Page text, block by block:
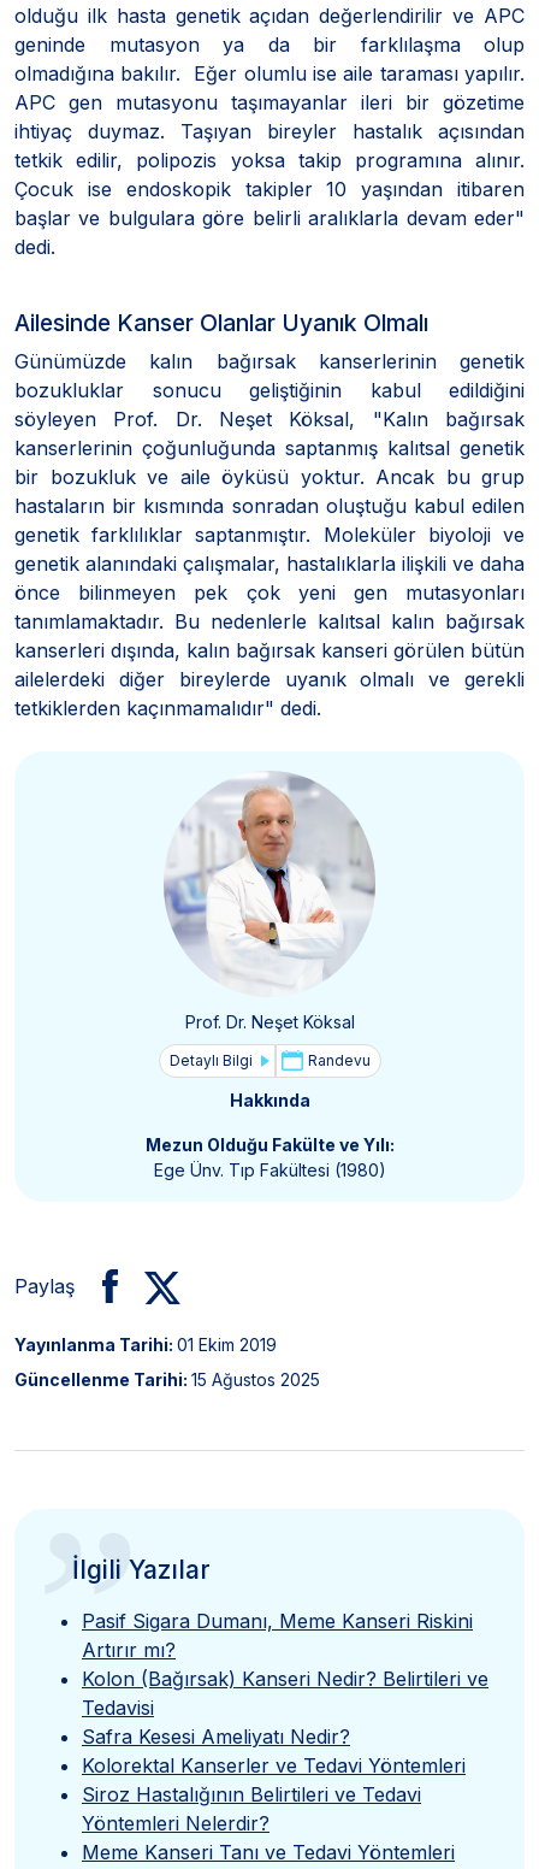
olduğu ilk hasta genetik açıdan değerlendirilir ve APC
geninde mutasyon ya da bir farklılaşma olup
olmadığına bakılır. Eğer olumlu ise aile taraması yapılır.
APC gen mutasyonu taşımayanlar ileri bir gözetime
ihtiyaç duymaz. Taşıyan bireyler hastalık açısından
tetkik edilir, polipozis yoksa takip programına alınır.
Çocuk ise endoskopik takipler 10 yaşından itibaren
başlar ve bulgulara göre belirli aralıklarla devam eder"
dedi.
Ailesinde Kanser Olanlar Uyanık Olmalı
Günümüzde kalın bağırsak kanserlerinin genetik
bozukluklar sonucu geliştiğinin kabul edildiğini
söyleyen Prof. Dr. Neşet Köksal, "Kalın bağırsak
kanserlerinin çoğunluğunda saptanmış kalıtsal genetik
bir bozukluk ve aile öyküsü yoktur. Ancak bu grup
hastaların bir kısmında sonradan oluştuğu kabul edilen
genetik farklılıklar saptanmıştır. Moleküler biyoloji ve
genetik alanındaki çalışmalar, hastalıklarla ilişkili ve daha
önce bilinmeyen pek çok yeni gen mutasyonları
tanımlamaktadır. Bu nedenlerle kalıtsal kalın bağırsak
kanserleri dışında, kalın bağırsak kanseri görülen bütün
ailelerdeki diğer bireylerde uyanık olmalı ve gerekli
tetkiklerden kaçınmamalıdır" dedi.
Prof. Dr. Neşet Köksal
Detaylı Bilgi Randevu
Hakkında
Mezun Olduğu Fakülte ve Yılı:
Ege Ünv. Tıp Fakültesi (1980)
Paylaş
Yayınlanma Tarihi: 01 Ekim 2019
Güncellenme Tarihi: 15 Ağustos 2025
”
İlgili Yazılar
Pasif Sigara Dumanı, Meme Kanseri Riskini
Artırır mı?
Kolon (Bağırsak) Kanseri Nedir? Belirtileri ve
Tedavisi
Safra Kesesi Ameliyatı Nedir?
Kolorektal Kanserler ve Tedavi Yöntemleri
Siroz Hastalığının Belirtileri ve Tedavi
Yöntemleri Nelerdir?
Meme Kanseri Tanı ve Tedavi Yöntemleri